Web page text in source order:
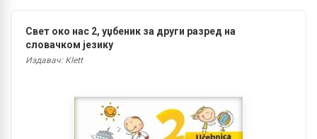
Свет око нас 2, уџбеник за други разред на
словачком језику
Издавач: Klett